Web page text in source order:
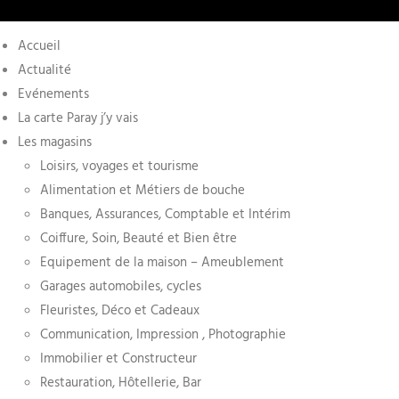
Accueil
Actualité
Evénements
La carte Paray j’y vais
Les magasins
Loisirs, voyages et tourisme
Alimentation et Métiers de bouche
Banques, Assurances, Comptable et Intérim
Coiffure, Soin, Beauté et Bien être
Equipement de la maison – Ameublement
Garages automobiles, cycles
Fleuristes, Déco et Cadeaux
Communication, Impression , Photographie
Immobilier et Constructeur
Restauration, Hôtellerie, Bar